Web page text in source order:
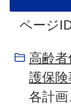
ページID
高齢
護保
各計